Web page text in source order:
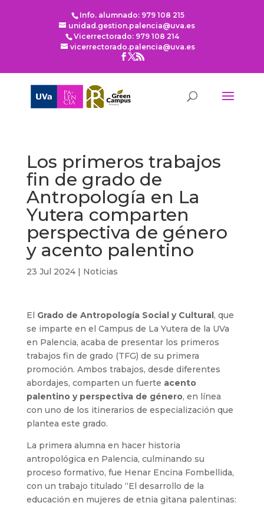
Info. alumnado: 979 108 215
unidad.gestion.palencia@uva.es
Vicerrectorado: 979 108 214
vicerrectorado.palencia@uva.es
Los primeros trabajos
fin de grado de
Antropología en La
Yutera comparten
perspectiva de género
y acento palentino
23 Jul 2024| Noticias
El Grado de Antropología Social y Cultural, que
se imparte en el Campus de La Yutera de la UVa
en Palencia, acaba de presentar los primeros
trabajos fin de grado (TFG) de su primera
promoción. Ambos trabajos, desde diferentes
abordajes, comparten un fuerte acento
palentino y perspectiva de género, en línea
con uno de los itinerarios de especialización que
plantea este grado.
La primera alumna en hacer historia
antropológica en Palencia, culminando su
proceso formativo, fue Henar Encina Fombellida,
con un trabajo titulado “El desarrollo de la
educación en mujeres de etnia gitana palentinas: